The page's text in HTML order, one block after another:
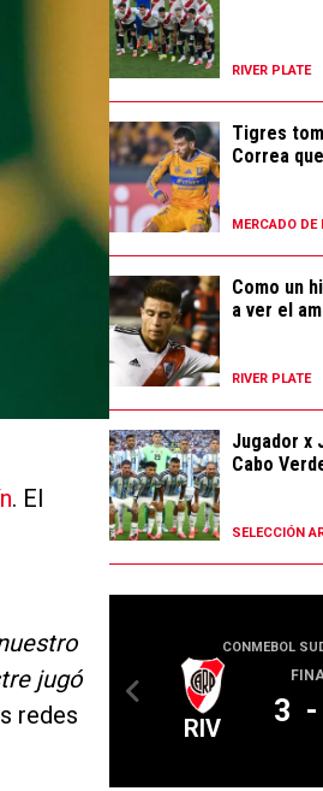
. El
jugó
redes
RIVER PLATE
Tigres
Correa
MERCADO DE
Como un
a ver el
RIVER PLATE
Jugador x
Cabo
SELECCIÓN
CONMEBOL
RIV 3 -